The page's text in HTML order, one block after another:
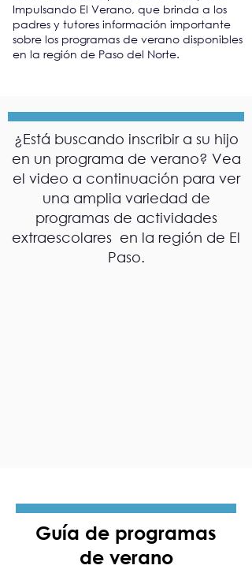
Impulsando El Verano, que brinda a los
padres y tutores información importante
sobre los programas de verano disponibles
en la región de Paso del Norte.
¿Está buscando inscribir a su hijo
en un programa de verano? Vea
el video a continuación para ver
una amplia variedad de
programas de actividades
extraescolares en la región de El
Paso.
Guía de programas
de verano